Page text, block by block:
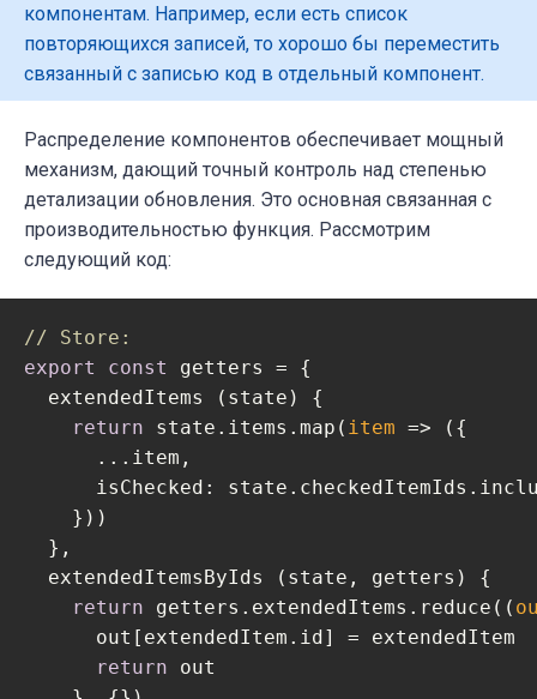
компонентам. Например, если есть список
повторяющихся записей, то хорошо бы переместить
связанный с записью код в отдельный компонент.
Распределение компонентов обеспечивает мощный
механизм, дающий точный контроль над степенью
детализации обновления. Это основная связанная с
производительностью функция. Рассмотрим
следующий код:
// Store:
export
const
getters = {
  extendedItems (state) {
return state.items.map( item => ({
      ...item,
isChecked :
    }))
  },
  extendedItemsByIds (state, getters) {
return getters.extendedItems.reduce( (
      out[extendedItem.id] = extendedItem
return out